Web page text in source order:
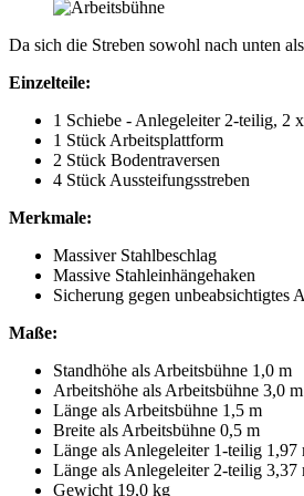
Da sich die Streben sowohl nach unten
Einzelteile:
1 Schiebe - Anlegeleiter 2-teilig, 2
1 Stück Arbeitsplattform
2 Stück Bodentraversen
4 Stück Aussteifungsstreben
Merkmale:
Massiver Stahlbeschlag
Massive Stahleinhängehaken
Sicherung gegen unbeabsichtigtes
Maße:
Standhöhe als Arbeitsbühne 1,0 m
Arbeitshöhe als Arbeitsbühne 3,0 m
Länge als Arbeitsbühne 1,5 m
Breite als Arbeitsbühne 0,5 m
Länge als Anlegeleiter 1-teilig 1,97
Länge als Anlegeleiter 2-teilig 3,37
Gewicht 19,0 kg